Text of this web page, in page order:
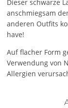
Dieser schwarze
anschmiegsam
anderen Outfits
have!
Auf flacher Form
Verwendung von
Allergien